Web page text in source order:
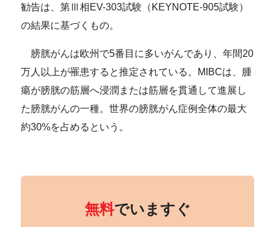
勧告は、第Ⅲ相EV-303試験（KEYNOTE-905試験）
の結果に基づくもの。
膀胱がんは欧州で5番目に多いがんであり、年間20
万人以上が罹患すると推定されている。MIBCは、腫
瘍が膀胱の筋層へ浸潤または筋層を貫通して進展し
た膀胱がんの一種。世界の膀胱がん症例全体の最大
約30%を占めるという。
無料でいますぐ